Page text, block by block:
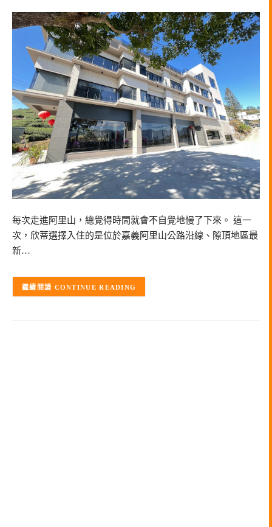
每次走進阿里山，總覺得時間就會不自覺地慢了下來。 這一
次，欣蒂選擇入住的是位於嘉義阿里山公路沿線、隙頂地區最
新…
CONTINUE READING